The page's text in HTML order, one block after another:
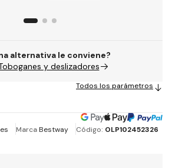
alternativa le conviene?
y deslizadores
Todos los parámetros
MarcaBestway Código: OLP102452326